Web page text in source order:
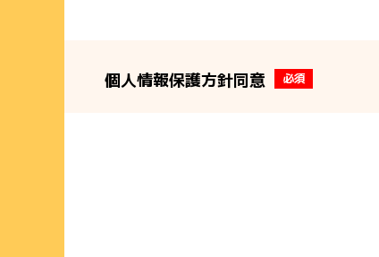
個人情報保護方針同意 必須